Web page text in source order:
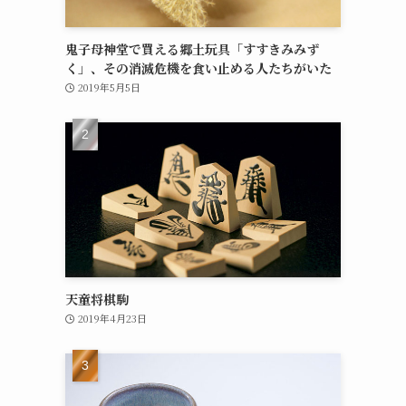
鬼子母神堂で買える郷土玩具「すすきみみず
く」、その消滅危機を食い止める人たちがいた
2019年5月5日
天童将棋駒
2019年4月23日